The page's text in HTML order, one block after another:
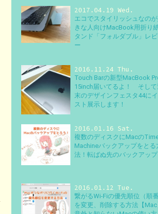
2017.04.19 Wed.
エコでスタイリッシュなの
きな人向けMacBook用折り
タンド「フォルダブル」レビ
ー
2016.11.24 Thu.
Touch Barの新型MacBook
15inch届いてるよ！ そして
末のデザインフェスタ44に
スト展示します！
2016.01.16 Sat.
複数のディスクにMacの
Machineバックアップをとる
法！転ばぬ先のバックアップ
2016.01.12 Tue.
繋がるWi-Fiの優先順位（順番
を変更、削除する方法【Mac